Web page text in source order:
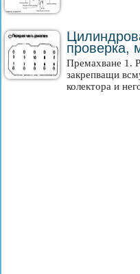
проверка,
Премахване 1.
закрепващи
колектора и